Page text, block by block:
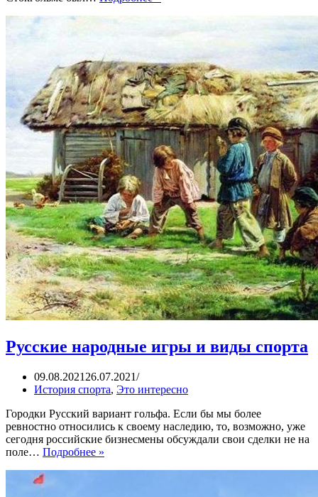
Русские народные игры и виды спорта
09.08.2021 26.07.2021
История спорта, Это интересно
Городки Русский вариант гольфа. Если бы мы более
ревностно относились к своему наследию, то, возможно, уже
сегодня российские бизнесмены обсуждали свои сделки не на
поле… Подробнее »